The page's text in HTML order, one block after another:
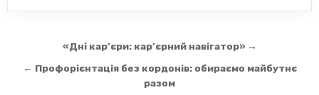
Навігація
записів
«Дні кар’єри: кар’єрний навігатор» →
← Профорієнтація без кордонів: обираємо майбутнє
разом